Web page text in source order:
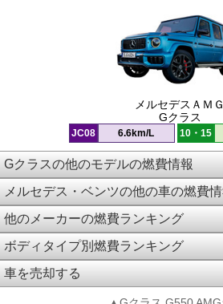
メルセデスＡＭＧ
Gクラス
JC08 6.6km/L 10・15
Gクラスの他のモデルの燃費情報
メルセデス・ベンツの他の車の燃費
他のメーカーの燃費ランキング
ボディタイプ別燃費ランキング
車を売却する